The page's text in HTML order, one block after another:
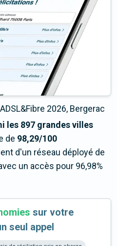
2026, Bergerac
les 897 grandes villes
de 98,29/100
d'un réseau déployé de
un accès pour 96,98%
sur votre
seul appel